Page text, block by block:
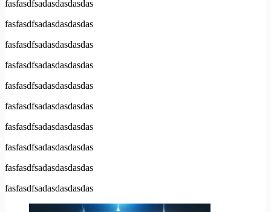
fasfasdfsadasdasdasdas
fasfasdfsadasdasdasdas
fasfasdfsadasdasdasdas
fasfasdfsadasdasdasdas
fasfasdfsadasdasdasdas
fasfasdfsadasdasdasdas
fasfasdfsadasdasdasdas
fasfasdfsadasdasdasdas
fasfasdfsadasdasdasdas
fasfasdfsadasdasdasdas